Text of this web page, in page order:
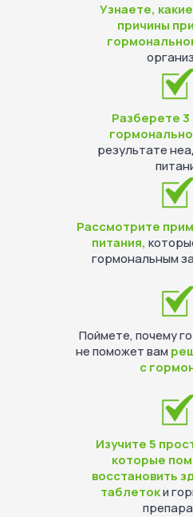
Узнаете,
причины
Разберете
результате
Поймете, почему
не поможет вам
с
Изучите 5
которые
восстановить
таблетоки
Рассмотрите
питания,
гормональным